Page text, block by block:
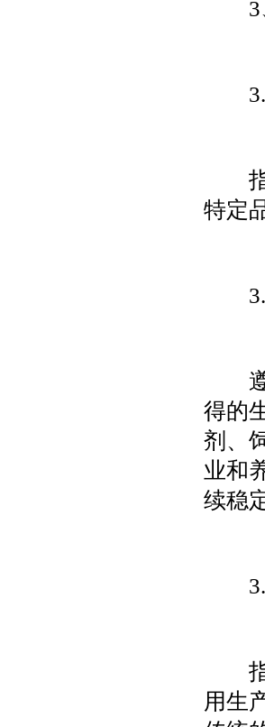
3
3.1
指
特定
3.2
遵
得的
剂、
业和
续稳
3.3
指
用生